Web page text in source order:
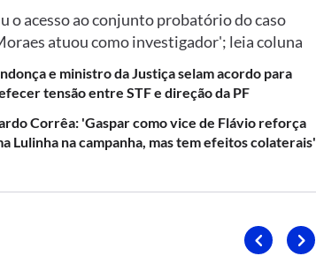
acesso ao conjunto probatório do caso
atuou como investigador'; leia coluna
e ministro da Justiça selam acordo para
tensão entre STF e direção da PF
Corrêa: 'Gaspar como vice de Flávio reforça
Lulinha na campanha, mas tem efeitos colaterais'